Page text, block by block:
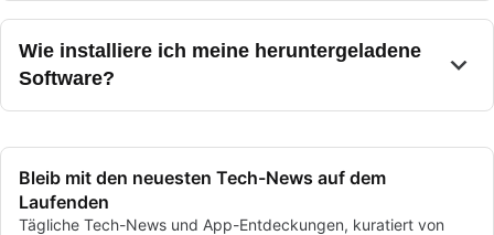
Wie installiere ich meine heruntergeladene
Software?
Bleib mit den neuesten Tech-News auf dem
Laufenden
Tägliche Tech-News und App-Entdeckungen, kuratiert von